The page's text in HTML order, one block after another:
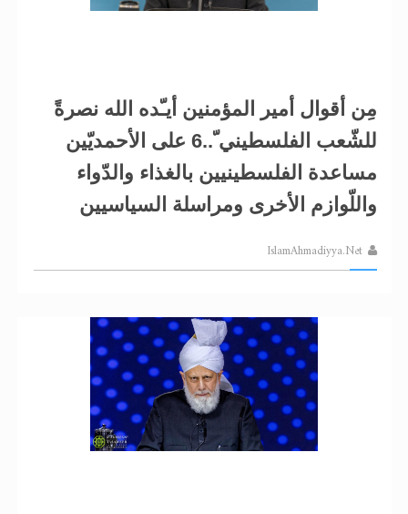
مِن أقوال أمير المؤمنين أيـّده الله نصرةً
للشّعب الفلسطيني ّ..6 على الأحمديّين
مساعدة الفلسطينيين بالغذاء والدّواء
واللّوازم الأخرى ومراسلة السياسيين
IslamAhmadiyya.Net